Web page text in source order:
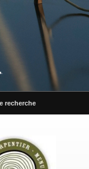
recherche